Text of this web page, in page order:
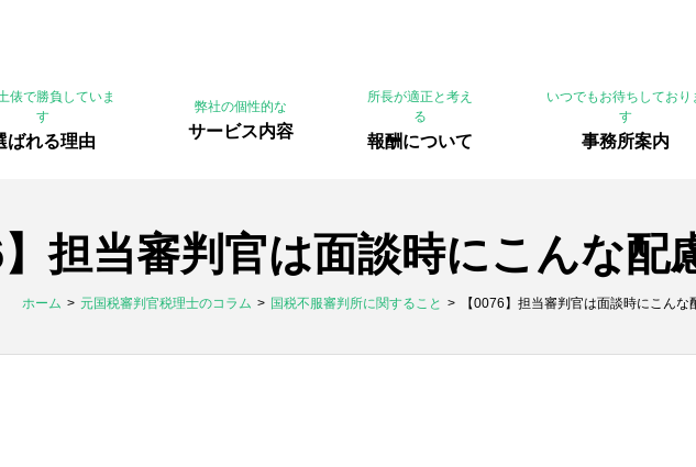
俵で勝負していま
す
ばれる理由
弊社の個性的な
サービス内容
所長が適正と考え
る
報酬について
いつでもお待ちしており
す
事務所案内
】担当審判官は面談時にこんな配
ホーム 元国税審判官税理士のコラム 国税不服審判所に関すること 【0076】担当審判官は面談時にこんな